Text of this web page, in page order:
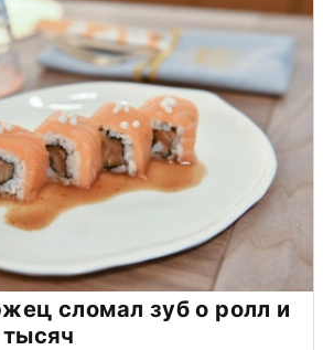
сломал зуб о ролл и